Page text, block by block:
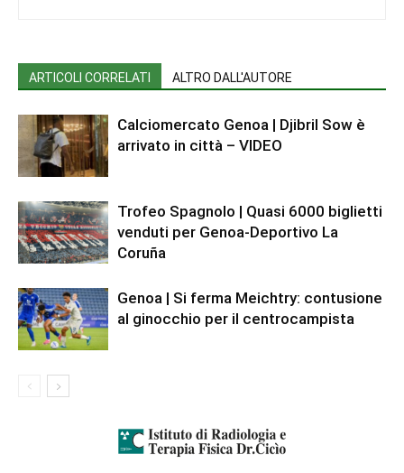
ARTICOLI CORRELATI ALTRO DALL'AUTORE
Calciomercato Genoa | Djibril Sow è
arrivato in città – VIDEO
Trofeo Spagnolo | Quasi 6000 biglietti
venduti per Genoa-Deportivo La
Coruña
Genoa | Si ferma Meichtry: contusione
al ginocchio per il centrocampista